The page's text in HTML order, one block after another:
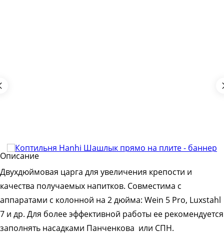
Описание
Двухдюймовая царга для увеличения крепости и
качества получаемых напитков. Совместима с
аппаратами с колонной на 2 дюйма: Wein 5 Pro, Luxstahl
7 и др. Для более эффективной работы ее рекомендуется
заполнять насадками Панченкова или СПН.